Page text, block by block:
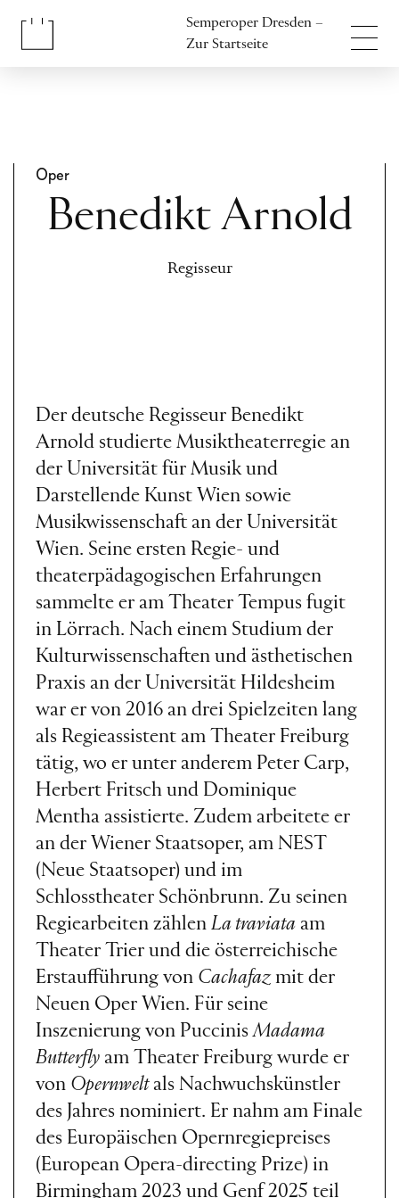
Semperoper Dresden –
Zur Startseite
Oper
Benedikt Arnold
Regisseur
Der deutsche Regisseur Benedikt
Arnold studierte Musiktheaterregie an
der Universität für Musik und
Darstellende Kunst Wien sowie
Musikwissenschaft an der Universität
Wien. Seine ersten Regie- und
theaterpädagogischen Erfahrungen
sammelte er am Theater Tempus fugit
in Lörrach. Nach einem Studium der
Kulturwissenschaften und ästhetischen
Praxis an der Universität Hildesheim
war er von 2016 an drei Spielzeiten lang
als Regieassistent am Theater Freiburg
tätig, wo er unter anderem Peter Carp,
Herbert Fritsch und Dominique
Mentha assistierte. Zudem arbeitete er
an der Wiener Staatsoper, am NEST
(Neue Staatsoper) und im
Schlosstheater Schönbrunn. Zu seinen
Regiearbeiten zählen La traviata am
Theater Trier und die österreichische
Erstaufführung von Cachafazmit der
Neuen Oper Wien. Für seine
Inszenierung von PuccinisMadama
Butterfly am Theater Freiburg wurde er
von Opernweltals Nachwuchskünstler
des Jahres nominiert. Er nahm am Finale
des Europäischen Opernregiepreises
(European Opera-directing Prize) in
Birmingham 2023 und Genf 2025 teil